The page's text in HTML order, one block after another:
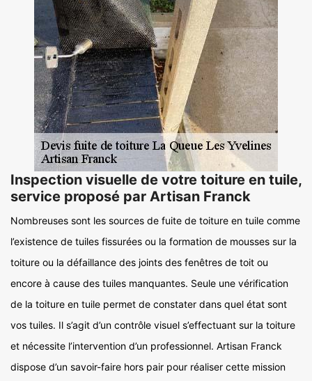
Inspection visuelle de votre toiture en tuile,
service proposé par Artisan Franck
Nombreuses sont les sources de fuite de toiture en tuile comme
l’existence de tuiles fissurées ou la formation de mousses sur la
toiture ou la défaillance des joints des fenêtres de toit ou
encore à cause des tuiles manquantes. Seule une vérification
de la toiture en tuile permet de constater dans quel état sont
vos tuiles. Il s’agit d’un contrôle visuel s’effectuant sur la toiture
et nécessite l’intervention d’un professionnel. Artisan Franck
dispose d’un savoir-faire hors pair pour réaliser cette mission